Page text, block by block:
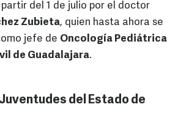
del 1 de julio por el doctor
Zubieta, quien hasta ahora se
jefe de Oncología Pediátrica
de Guadalajara.
del Estado de